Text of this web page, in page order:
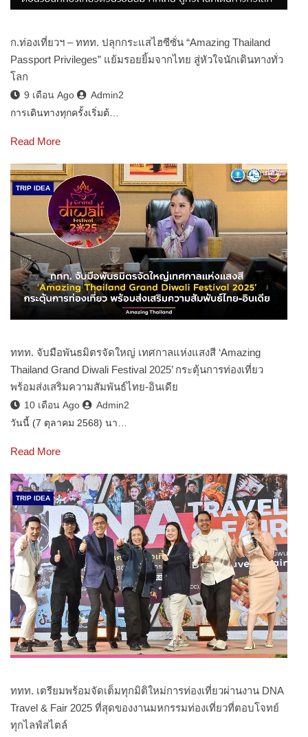
ก.ท่องเที่ยวฯ – ททท. ปลุกกระแสไฮซีซั่น “Amazing Thailand
Passport Privileges” แย้มรอยยิ้มจากไทย สู่หัวใจนักเดินทางทั่ว
โลก
9 เดือน Ago
Admin2
การเดินทางทุกครั้งเริ่มต้…
Read More
TRIP IDEA
ททท. จับมือพันธมิตรจัดใหญ่ เทศกาลแห่งแสงสี ‘Amazing
Thailand Grand Diwali Festival 2025’ กระตุ้นการท่องเที่ยว
พร้อมส่งเสริมความสัมพันธ์ไทย-อินเดีย
10 เดือน Ago
Admin2
วันนี้ (7 ตุลาคม 2568) นา…
Read More
TRIP IDEA
ททท. เตรียมพร้อมจัดเต็มทุกมิติใหม่การท่องเที่ยวผ่านงาน DNA
Travel & Fair 2025 ที่สุดของงานมหกรรมท่องเที่ยวที่ตอบโจทย์
ทุกไลฟ์สไตล์